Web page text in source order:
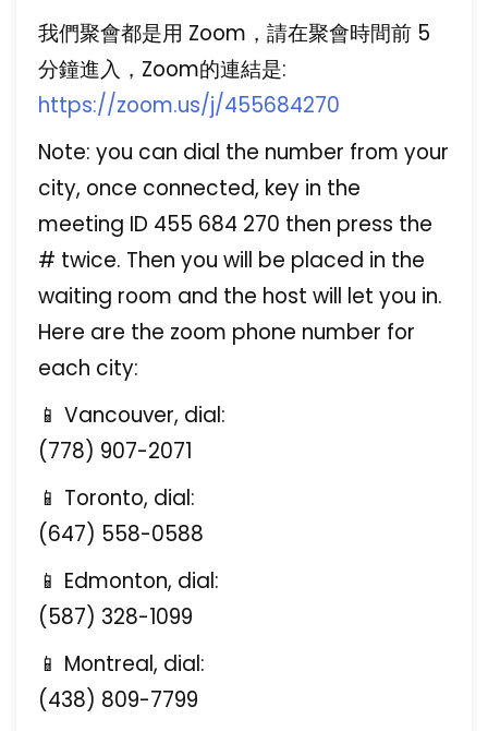
我們聚會都是用 Zoom，請在聚會時間前 5
分鐘進入，Zoom的連結是:
https://zoom.us/j/455684270
Note: you can dial the number from your
city, once connected, key in the
meeting ID 455 684 270 then press the
# twice. Then you will be placed in the
waiting room and the host will let you in.
Here are the zoom phone number for
each city:
📱 Vancouver, dial:
(778) 907-2071
📱 Toronto, dial:
(647) 558-0588
📱 Edmonton, dial:
(587) 328-1099
📱 Montreal, dial:
(438) 809-7799